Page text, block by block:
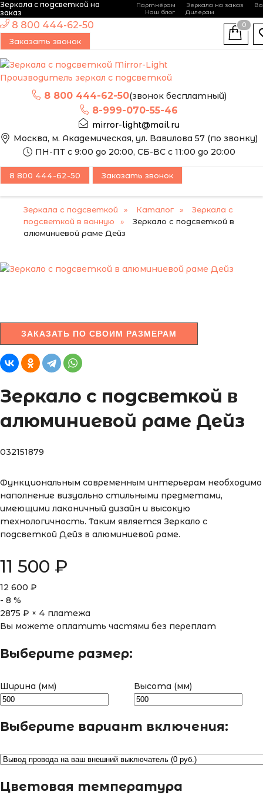
Зеркала с подсветкой на
заказ
Партнёрам Зеркала на заказ
Наш блог
Дилерам
Производитель зеркал с подсветкой
8 800 444-62-50(звонок бесплатный)
8-999-070-55-46
mirror-light@mail.ru
Москва, м. Академическая, ул. Вавилова 57 (по звонку)
ПН-ПТ с 9:00 до 20:00, СБ-ВС с 11:00 до 20:00
8 800 444-62-50
Заказать звонок
0
8 800 444-62-50 Заказать звонок
Зеркала с подсветкой Каталог
Зеркала с
подсветкой в ванную
Зеркало с подсветкой в
алюминиевой раме Дейз
ЭТО ЗЕРКАЛО МЫ
МОЖЕМ ИЗГОТОВИТЬ
ПО ВАШИМ
ЗАКАЗАТЬ ПО СВОИМ РАЗМЕРАМ
Зеркало с подсветкой в
алюминиевой раме Дейз
032151879
Функциональным современным интерьерам необходимо
наполнение визуально стильными предметами,
имеющими лаконичный дизайн и высокую
технологичность. Таким является Зеркало с
подсветкой Дейз в алюминиевой раме.
11 500 ₽
12 600 ₽
- 8 %
2875 ₽ × 4 платежа
Вы можете оплатить частями без переплат
Выберите размер:
Ширина (мм) Высота (мм)
Выберите вариант включения:
Цветовая температура
-